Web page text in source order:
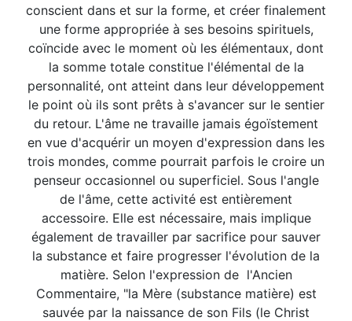
conscient dans et sur la forme, et créer finalement
une forme appropriée à ses besoins spirituels,
coïncide avec le moment où les élémentaux, dont
la somme totale constitue l'élémental de la
personnalité, ont atteint dans leur développement
le point où ils sont prêts à s'avancer sur le sentier
du retour. L'âme ne travaille jamais égoïstement
en vue d'acquérir un moyen d'expression dans les
trois mondes, comme pourrait parfois le croire un
penseur occasionnel ou superficiel. Sous l'angle
de l'âme, cette activité est entièrement
accessoire. Elle est nécessaire, mais implique
également de travailler par sacrifice pour sauver
la substance et faire progresser l'évolution de la
matière. Selon l'expression de l'Ancien
Commentaire, "la Mère (substance matière) est
sauvée par la naissance de son Fils (le Christ